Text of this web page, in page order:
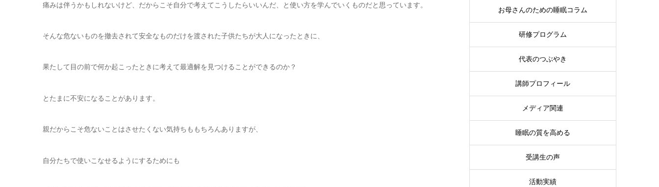
痛みは伴うかもしれないけど、だからこそ自分で考えてこうしたらいいんだ、と使い方を学んでいくものだと思っています。
そんな危ないものを撤去されて安全なものだけを渡された子供たちが大人になったときに、
果たして目の前で何か起こったときに考えて最適解を見つけることができるのか？
とたまに不安になることがあります。
親だからこそ危ないことはさせたくない気持ちももちろんありますが、
自分たちで使いこなせるようにするためにも
お母さんのための睡眠コラム
研修プログラム
代表のつぶやき
講師プロフィール
メディア関連
睡眠の質を高める
受講生の声
活動実績